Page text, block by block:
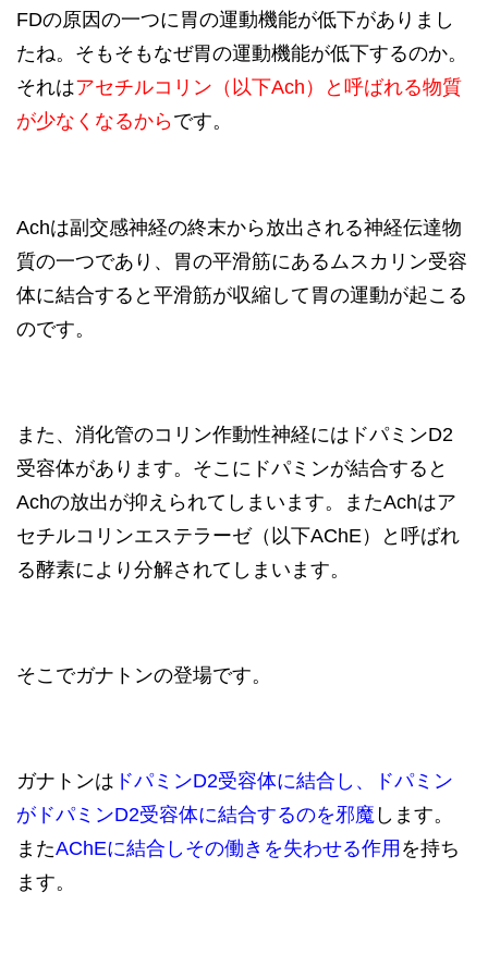
FDの原因の一つに胃の運動機能が低下がありまし
たね。そもそもなぜ胃の運動機能が低下するのか。
それはアセチルコリン（以下Ach）
と呼ばれる物質
が少なくなるからです。
Achは副交感神経の終末から放出される神経伝達物
質の一つであり、胃の平滑筋にあるムスカリン受容
体に結合すると平滑筋が収縮して胃の運動が起こる
のです。
また、消化管のコリン作動性神経にはドパミンD2
受容体があります。そこにドパミンが結合すると
Achの放出が抑えられてしまいます。またAchはア
セチルコリンエステラーゼ（以下AChE）と呼ばれ
る酵素により分解されてしまいます。
そこでガナトンの登場です。
ガナトンは ドパミンD2受容体に結合し、ドパミン
がドパミンD2受容体に結合するのを邪魔 します。
またAChEに結合しその働きを失わせる作用 を持ち
ます。